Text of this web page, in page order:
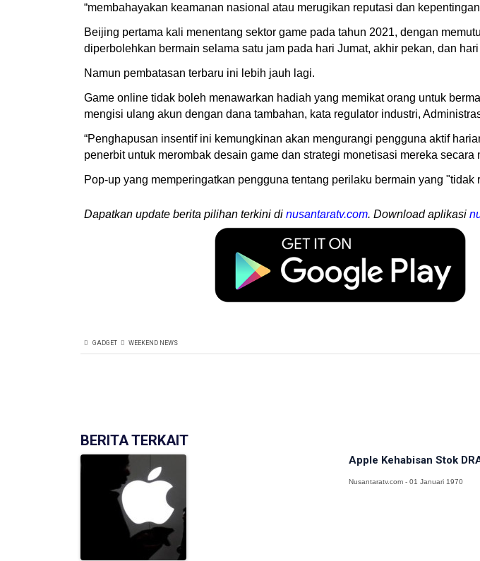
“membahayakan keamanan nasional atau merugikan reputasi dan
Beijing pertama kali menentang sektor game pada tahun 2021, dengan
diperbolehkan bermain selama satu jam pada hari Jumat, akhir pekan, dan hari
Namun pembatasan terbaru ini lebih jauh lagi.
Game online tidak boleh menawarkan hadiah yang memikat orang untuk
mengisi ulang akun dengan dana tambahan, kata regulator industri,
“Penghapusan insentif ini kemungkinan akan mengurangi pengguna aktif
penerbit untuk merombak desain game dan strategi monetisasi mereka secara
Pop-up yang memperingatkan pengguna tentang perilaku bermain yang
Dapatkan update berita pilihan terkini di nusantaratv.com. Download aplikasi
GADGET WEEKEND NEWS
BERITA TERKAIT
Apple Kehabisan Stok
Nusantaratv.com - 01 Januari 1970